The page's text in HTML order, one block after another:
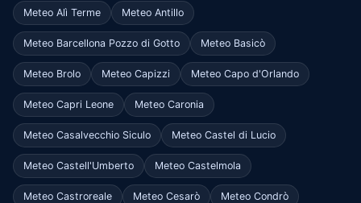
Meteo Alì Terme Meteo Antillo
Meteo Barcellona Pozzo di Gotto Meteo Basicò
Meteo Brolo Meteo Capizzi Meteo Capo d'Orlando
Meteo Capri Leone Meteo Caronia
Meteo Casalvecchio Siculo Meteo Castel di Lucio
Meteo Castell'Umberto Meteo Castelmola
Meteo Castroreale Meteo Cesarò Meteo Condrò